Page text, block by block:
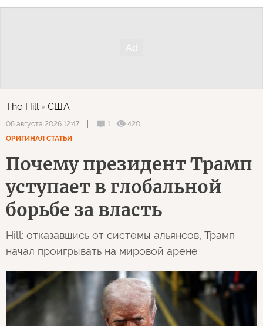
The Hill США
08 августа 2026 12:47 1
420
ОРИГИНАЛ СТАТЬИ
Почему президент Трамп
уступает в глобальной
борьбе за власть
Hill: отказавшись от системы альянсов, Трамп
начал проигрывать на мировой арене